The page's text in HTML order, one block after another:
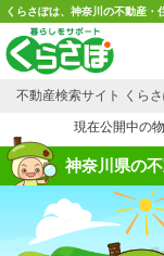
くらさぽは、神奈川の不動産・
不動産検索サイト くら
現在公開中の
神奈川県の